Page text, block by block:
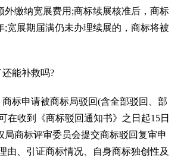
外缴纳宽展费用;商标续展核准后，商标
;宽展期届满仍未办理续展的，商标将被
能补救吗?
标申请被商标局驳回(含全部驳回、部
在收到《商标驳回通知书》之日起15日
局商标评审委员会提交商标驳回复审申
由、引证商标情况、自身商标独创性及